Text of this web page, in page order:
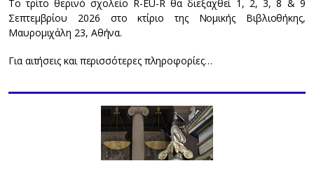
Το τρίτο θερινό σχολείο R-EU-R θα διεξαχθεί 1, 2, 3, 8 & 9
Σεπτεμβρίου 2026 στο κτίριο της Νομικής Βιβλιοθήκης,
Μαυρομιχάλη 23, Αθήνα.
Για αιτήσεις και περισσότερες πληροφορίες…